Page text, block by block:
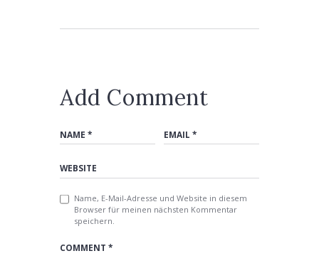
Add Comment
Name, E-Mail-Adresse und Website in diesem
Browser für meinen nächsten Kommentar
speichern.